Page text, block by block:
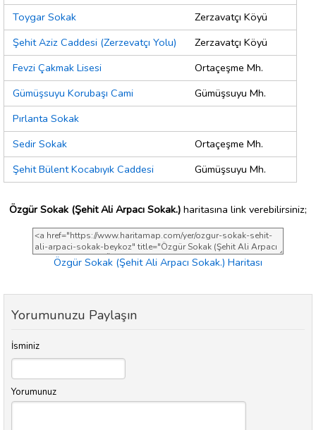
Toygar Sokak
Zerzavatçı Köyü
Şehit Aziz Caddesi (Zerzevatçı Yolu)
Zerzavatçı Köyü
Fevzi Çakmak Lisesi
Ortaçeşme Mh.
Gümüşsuyu Korubaşı Cami
Gümüşsuyu Mh.
Pırlanta Sokak
Sedir Sokak
Ortaçeşme Mh.
Şehit Bülent Kocabıyık Caddesi
Gümüşsuyu Mh.
Özgür Sokak (Şehit Ali Arpacı Sokak.) haritasına link verebilirsiniz;
Özgür Sokak (Şehit Ali Arpacı Sokak.) Haritası
Yorumunuzu Paylaşın
İsminiz
Yorumunuz